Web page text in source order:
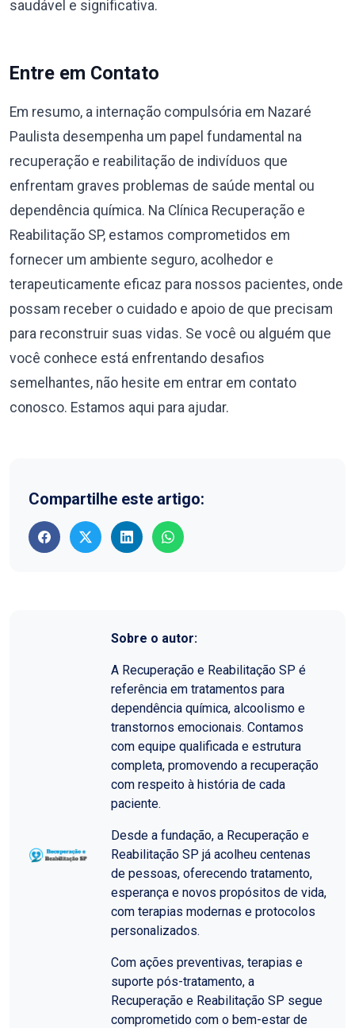
saudável e significativa.
Entre em Contato
Em resumo, a internação compulsória em Nazaré
Paulista desempenha um papel fundamental na
recuperação e reabilitação de indivíduos que
enfrentam graves problemas de saúde mental ou
dependência química. Na Clínica Recuperação e
Reabilitação SP, estamos comprometidos em
fornecer um ambiente seguro, acolhedor e
terapeuticamente eficaz para nossos pacientes, onde
possam receber o cuidado e apoio de que precisam
para reconstruir suas vidas. Se você ou alguém que
você conhece está enfrentando desafios
semelhantes, não hesite em entrar em contato
conosco. Estamos aqui para ajudar.
Compartilhe este artigo:
Sobre o autor:
A Recuperação e Reabilitação SP é
referência em tratamentos para
dependência química, alcoolismo e
transtornos emocionais. Contamos
com equipe qualificada e estrutura
completa, promovendo a recuperação
com respeito à história de cada
paciente.
Desde a fundação, a Recuperação e
Reabilitação SP já acolheu centenas
de pessoas, oferecendo tratamento,
esperança e novos propósitos de vida,
com terapias modernas e protocolos
personalizados.
Com ações preventivas, terapias e
suporte pós-tratamento, a
Recuperação e Reabilitação SP segue
comprometido com o bem-estar de